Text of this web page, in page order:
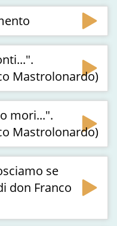
Mastrolonardo)
mori...".
Mastrolonardo)
se
don Franco